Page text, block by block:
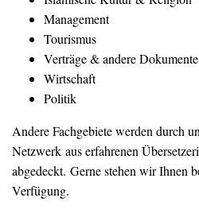
Management
Tourismus
Verträge & andere Dokumente
Wirtschaft
Politik
Andere Fachgebiete werden durch
Netzwerk aus erfahrenen
abgedeckt. Gerne stehen wir Ihnen
Verfügung.